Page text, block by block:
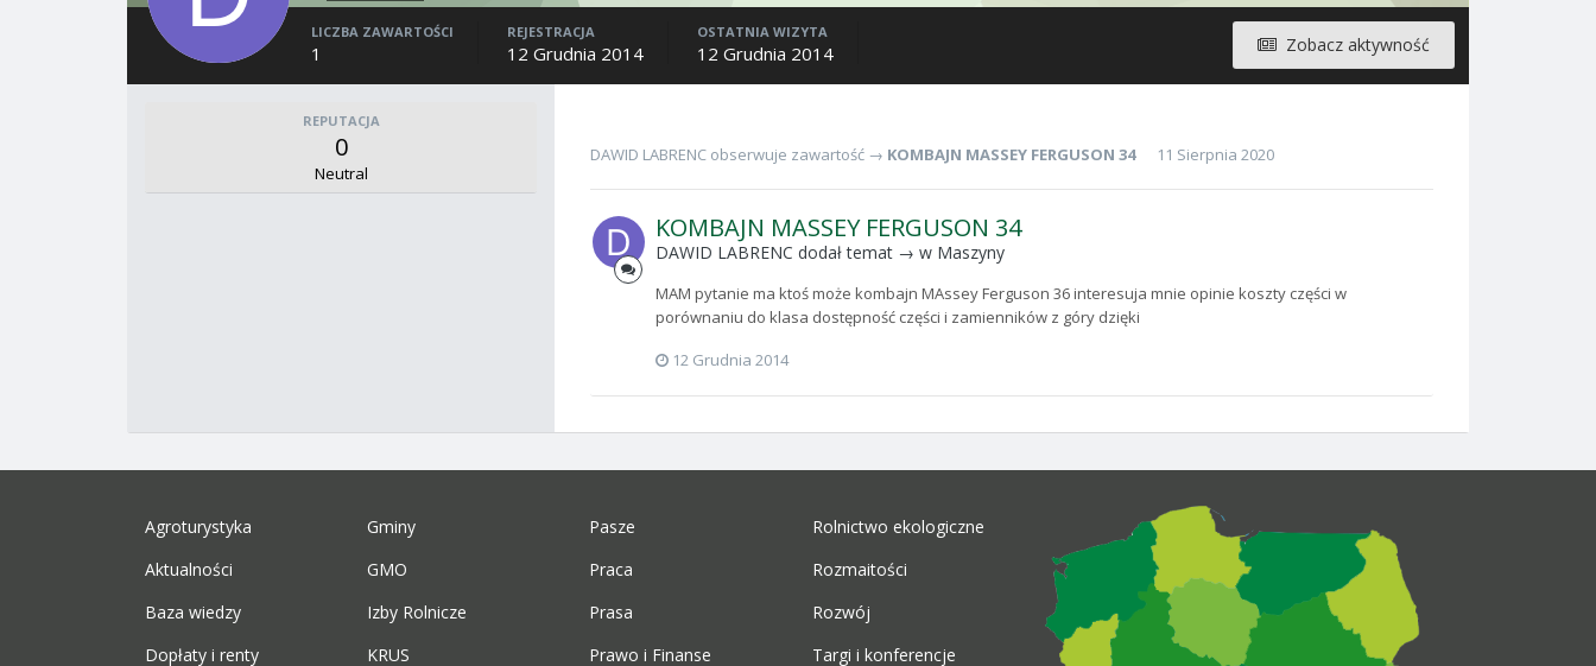
Zobacz aktywność
LICZBA ZAWARTOŚCI
1
REJESTRACJA
12 Grudnia 2014
OSTATNIA WIZYTA
12 Grudnia 2014
REPUTACJA
0
Neutral
DAWID LABRENC obserwuje zawartość → KOMBAJN MASSEY FERGUSON 34 11 Sierpnia 2020
KOMBAJN MASSEY FERGUSON 34
DAWID LABRENC dodał temat → w Maszyny
MAM pytanie ma ktoś może kombajn MAssey Ferguson 36 interesuja mnie opinie koszty części w
porównaniu do klasa dostępność części i zamienników z góry dzięki
12 Grudnia 2014
Agroturystyka
Aktualności
Baza wiedzy
Dopłaty i renty
Gminy
GMO
Izby Rolnicze
KRUS
Pasze
Praca
Prasa
Prawo i Finanse
Rolnictwo ekologiczne
Rozmaitości
Rozwój
Targi i konferencje